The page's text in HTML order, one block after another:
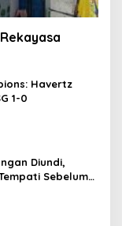
Havertz
1-0
Diundi,
Sebelum